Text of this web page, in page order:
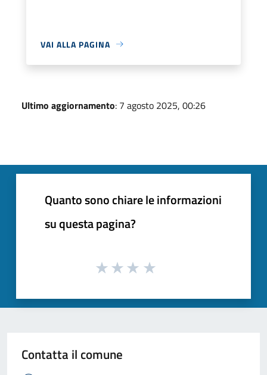
VAI ALLA PAGINA
Ultimo aggiornamento: 7 agosto 2025, 00:26
Quanto sono chiare le informazioni
su questa pagina?
Contatta il comune